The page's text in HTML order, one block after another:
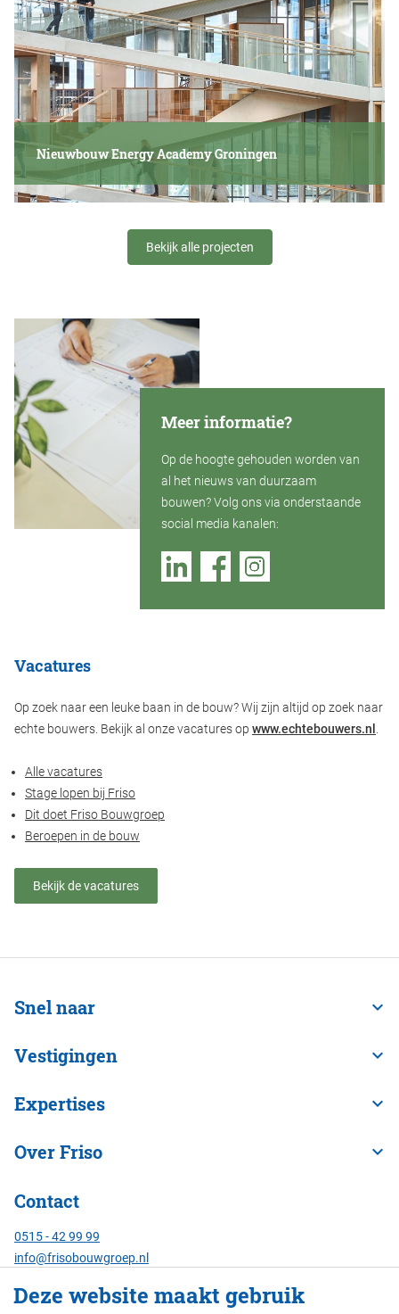
Nieuwbouw Energy Academy Groningen
Bekijk alle projecten
Meer informatie?
Op de hoogte gehouden worden van
al het nieuws van duurzaam
bouwen? Volg ons via onderstaande
social media kanalen:
Vacatures
Op zoek naar een leuke baan in de bouw? Wij zijn altijd op zoek naar
echte bouwers. Bekijk al onze vacatures op www.echtebouwers.nl .
Alle vacatures
Stage lopen bij Friso
Dit doet Friso Bouwgroep
Beroepen in de bouw
Bekijk de vacatures
Snel naar
Vestigingen
Expertises
Over Friso
Contact
0515 - 42 99 99
info@frisobouwgroep.nl
Deze website maakt gebruik